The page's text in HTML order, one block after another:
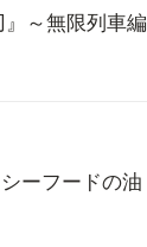
～無限列車編
ーフードの油